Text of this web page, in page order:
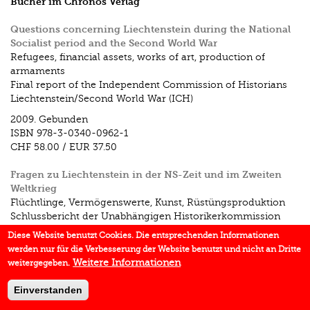
Questions concerning Liechtenstein during the National
Socialist period and the Second World War
Refugees, financial assets, works of art, production of
armaments
Final report of the Independent Commission of Historians
Liechtenstein/Second World War (ICH)
2009. Gebunden
ISBN 978-3-0340-0962-1
CHF 58.00 / EUR 37.50
Fragen zu Liechtenstein in der NS-Zeit und im Zweiten
Weltkrieg
Flüchtlinge, Vermögenswerte, Kunst, Rüstüngsproduktion
Schlussbericht der Unabhängigen Historikerkommission
Liechtenstein Zweiter Weltkrieg
2005. Gebunden
ISBN 978-3-0340-0806-8
Vergriffen / Restexemplare
Diese Website benutzt Cookies. Die entsprechenden Informationen
werden nur für die Verbesserung der Website benutzt und nicht an Dritte
weitergegeben. Weitere Informationen
Einverstanden